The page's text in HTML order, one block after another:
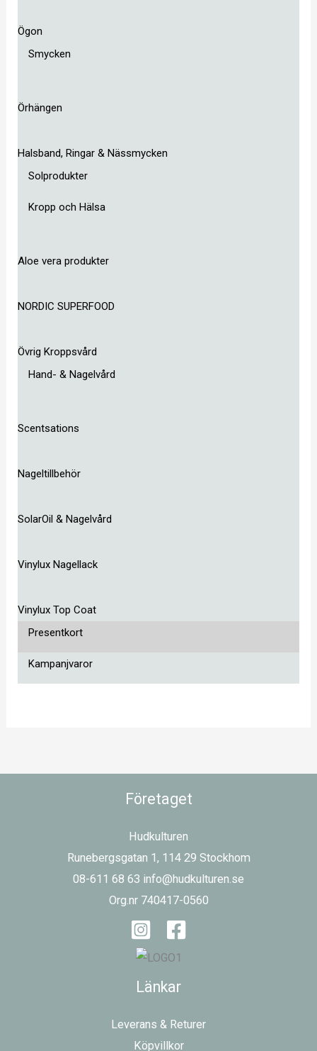
Ögon
Smycken
Örhängen
Halsband, Ringar & Nässmycken
Solprodukter
Kropp och Hälsa
Aloe vera produkter
NORDIC SUPERFOOD
Övrig Kroppsvård
Hand- & Nagelvård
Scentsations
Nageltillbehör
SolarOil & Nagelvård
Vinylux Nagellack
Vinylux Top Coat
Presentkort
Kampanjvaror
Företaget
Hudkulturen
Runebergsgatan 1, 114 29 Stockhom
08-611 68 63 info@hudkulturen.se
Org.nr 740417-0560
Länkar
Leverans & Returer
Köpvillkor